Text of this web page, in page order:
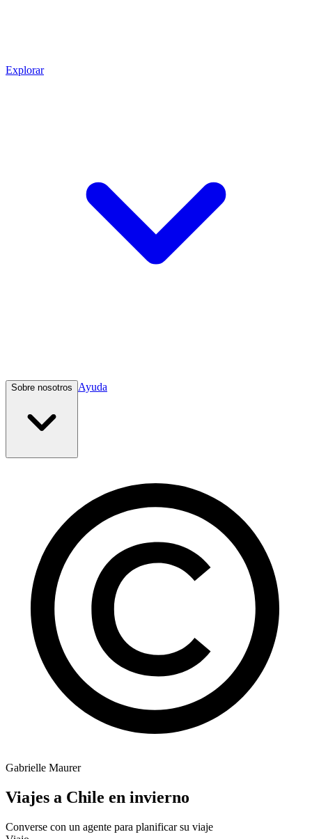
Explorar
Sobre nosotros Ayuda
Gabrielle Maurer
Viajes a Chile en invierno
Converse con un agente para planificar su viaje